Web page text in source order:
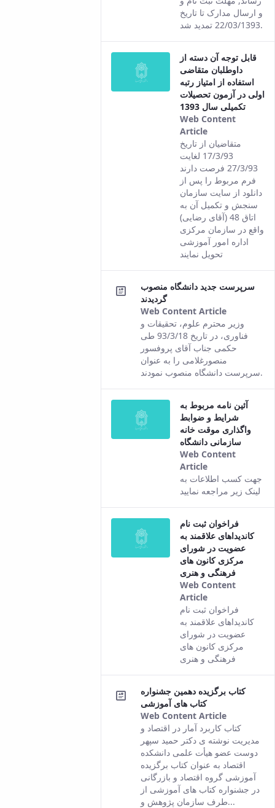
و ارسال مدارک تا تاریخ
22/03/1393 تمدید شد.
قابل توجه آن دسته از
داوطلبان متقاضی
استفاده از امتیاز رتبه
اولی در آزمون تحصیلات
تکمیلی سال 1393
Web Content
Article
This result
comes from
the Persian
version of this
content.
متقاضیان از تاریخ
17/3/93 لغایت
27/3/93 فرصت دارند
فرم مربوط را پس از
دانلود از سایت سازمان
سنجش و تکمیل آن به
اتاق 48 (آقای رضایی)
واقع در سازمان مرکزی
اداره امور آموزشی
تحویل نمایند
سرپرست جدید دانشگاه منصوب
گردیدند
Web Content Article
result
comes
version of
content.
وزیر محترم علوم، تحقیقات و
فناوری، در تاریخ 93/3/18 طی
حکمی جناب آقای پروفسور
منصورغلامی را به عنوان
سرپرست دانشگاه منصوب نمودند.
آئین نامه مربوط به
شرایط و ضوابط
واگذاری موقت خانه
سازمانی دانشگاه
Web Content
Article
This result
comes from
the Persian
content.
جهت کسب اطلاعات به
لینک زیر مراجعه نمایید
فراخوان ثبت نام
کاندیداهای علاقمند به
عضویت در شورای
مرکزی کانون های
فرهنگی و هنری
Web Content
Article
This result
comes from
the Persian
version of this
content.
فراخوان ثبت نام
کاندیداهای علاقمند به
عضویت در شورای
مرکزی کانون های
فرهنگی و هنری
کتاب برگزیده دهمین جشنواره
کتاب های آموزشی
Web Content Article
This
comes
from the
Persian
version of
this
کتاب کاربرد آمار در اقتصاد و
مدیریت نوشته ی دکتر حمید سپهر
دوست عضو هیأت علمی دانشکده
اقتصاد به عنوان کتاب برگزیده
آموزشی گروه اقتصاد و بازرگانی
در جشنواره کتاب های آموزشی از
طرف سازمان پژوهش و...